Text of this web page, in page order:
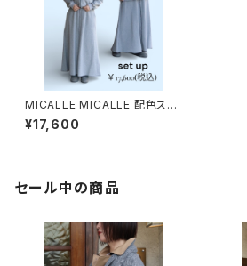
MICALLE MICALLE 配色ステ
ッチセットアップ
¥17,600
セール中の商品